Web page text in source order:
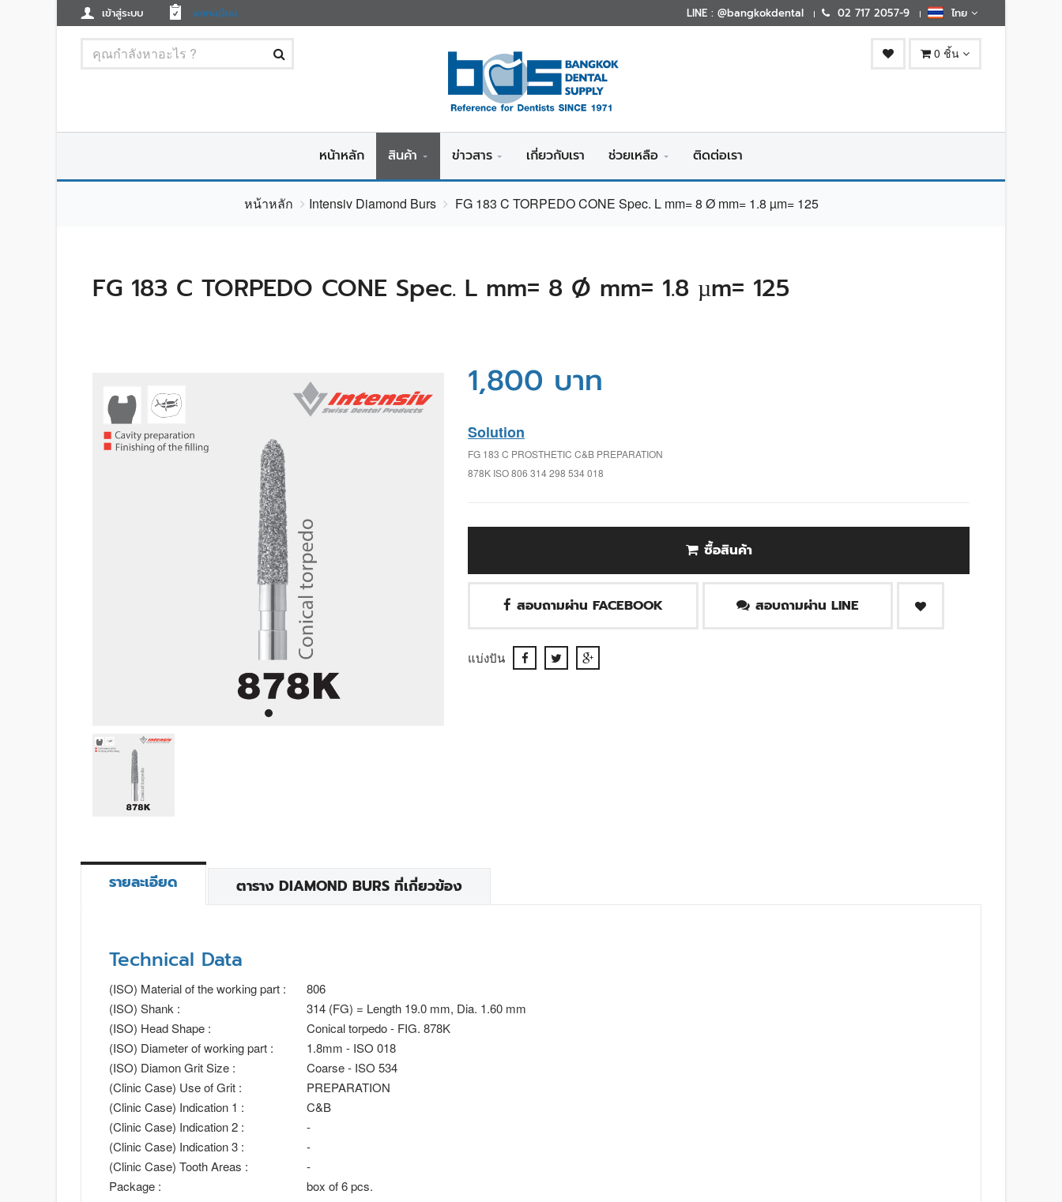
เข้าสู่ระบบ ลงทะเบียน LINE : @bangkokdental 02 717 2057-9 ไทย
0 ชิ้น
หน้าหลัก สินค้า ข่าวสาร เกี่ยวกับเรา ช่วยเหลือ ติดต่อเรา
หน้าหลัก Intensiv Diamond Burs FG 183 C TORPEDO CONE Spec. L mm= 8 Ø mm= 1.8 µm= 125
FG 183 C TORPEDO CONE Spec. L mm= 8 Ø mm= 1.8 µm= 125
1,800 บาท
Solution
FG 183 C PROSTHETIC C&B PREPARATION
878K ISO 806 314 298 534 018
ซื้อสินค้า
สอบถามผ่าน FACEBOOK สอบถามผ่าน LINE
แบ่งปัน
รายละเอียด ตาราง DIAMOND BURS ที่เกี่ยวข้อง
Technical Data
(ISO) Material of the working part :
806
(ISO) Shank :
314 (FG) = Length 19.0 mm, Dia. 1.60 mm
(ISO) Head Shape :
Conical torpedo - FIG. 878K
(ISO) Diameter of working part :
1.8mm - ISO 018
(ISO) Diamon Grit Size :
Coarse - ISO 534
(Clinic Case) Use of Grit :
PREPARATION
(Clinic Case) Indication 1 :
C&B
(Clinic Case) Indication 2 :
-
(Clinic Case) Indication 3 :
-
(Clinic Case) Tooth Areas :
-
Package :
box of 6 pcs.